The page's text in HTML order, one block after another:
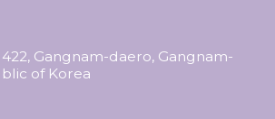
Gangnam-daero, Gangnam-
of Korea